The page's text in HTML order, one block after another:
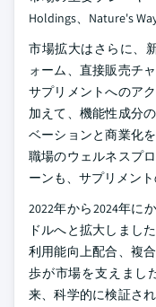
Holdings、Nature's
市場拡大はさらに、
ォーム、直接販売チャ
サプリメントへのア
加えて、機能性成分
ベーションと商業化
職場のウェルネスプ
ーンも、サプリメン
2022年から2024年に
ドルへと拡大しまし
利用能向上配合、複
歩が市場を支えまし
来、科学的に検証さ